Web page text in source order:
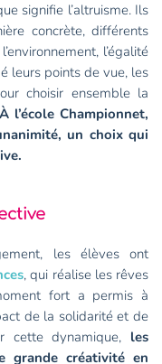
signifie l’altruisme. Ils
concrète, différents
l’égalité
leurs points de vue, les
choisir ensemble la
À l’école Championnet,
un choix qui
les élèves ont
, qui réalise les rêves
fort a permis à
de la solidarité et de
cette dynamique, les
grande créativité en